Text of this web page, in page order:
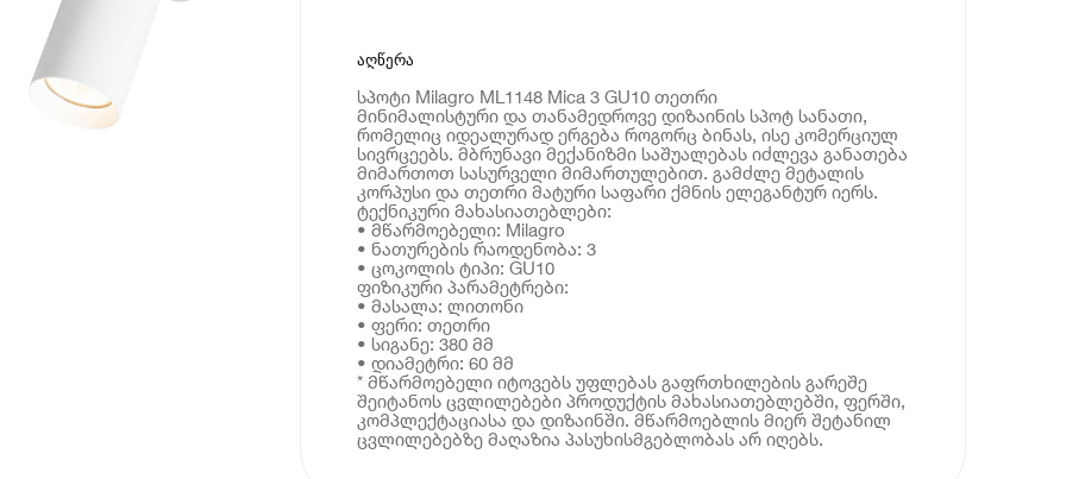
აღწერა
სპოტი Milagro ML1148 Mica 3 GU10 თეთრი
მინიმალისტური და თანამედროვე დიზაინის სპოტ სანათი,
რომელიც იდეალურად ერგება როგორც ბინას, ისე კომერციულ
სივრცეებს. მბრუნავი მექანიზმი საშუალებას იძლევა განათება
მიმართოთ სასურველი მიმართულებით. გამძლე მეტალის
კორპუსი და თეთრი მატური საფარი ქმნის ელეგანტურ იერს.
ტექნიკური მახასიათებლები:
• მწარმოებელი: Milagro
• ნათურების რაოდენობა: 3
• ცოკოლის ტიპი: GU10
ფიზიკური პარამეტრები:
• მასალა: ლითონი
• ფერი: თეთრი
• სიგანე: 380 მმ
• დიამეტრი: 60 მმ
* მწარმოებელი იტოვებს უფლებას გაფრთხილების გარეშე
შეიტანოს ცვლილებები პროდუქტის მახასიათებლებში, ფერში,
კომპლექტაციასა და დიზაინში. მწარმოებლის მიერ შეტანილ
ცვლილებებზე მაღაზია პასუხისმგებლობას არ იღებს.